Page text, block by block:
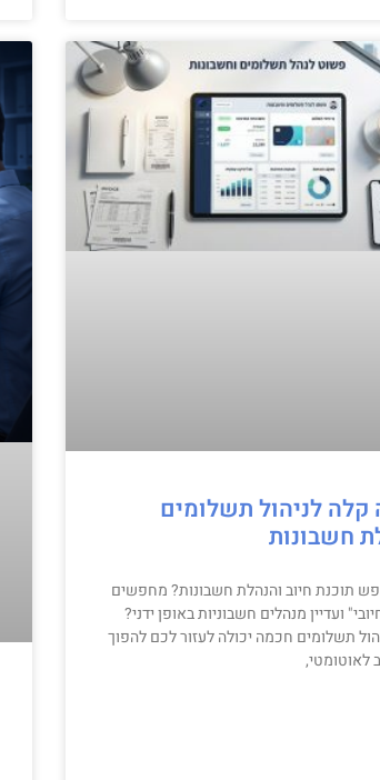
קלה לניהול תשלומים
חשבונות
תוכנת חיוב והנהלת חשבונות? מחפשים
ועדיין מנהלים חשבוניות באופן ידני?
תשלומים חכמה יכולה לעזור לכם להפוך
לאוטומטי,